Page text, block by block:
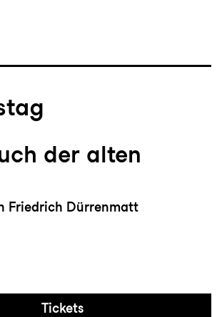
der alten
Friedrich Dürrenmatt
Tickets